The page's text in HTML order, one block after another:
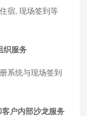
宿, 现场签到等
织服务
系统与现场签到
户内部沙龙服务